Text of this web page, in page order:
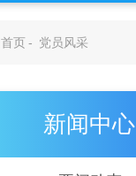
首页- 党员风采
新闻中心